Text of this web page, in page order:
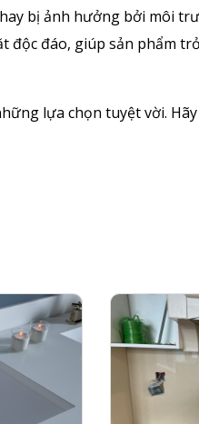
bị ảnh hưởng bởi môi
độc đáo, giúp sản phẩm
lựa chọn tuyệt vời.